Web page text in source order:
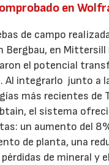
en
de campo
Bergbau, en Mittersill
el potencial
Al integrarlo junto a
más recientes de
el sistema
un aumento del
de planta, una
de mineral y